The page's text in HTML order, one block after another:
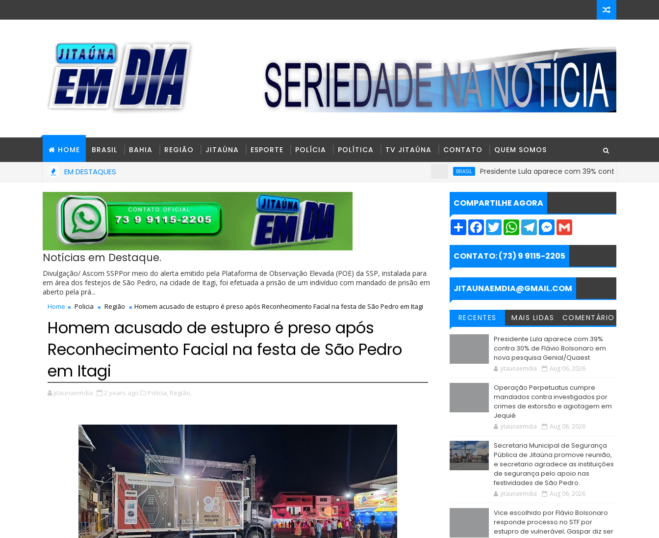
HOME BRASIL BAHIA REGIÃO JITAÚNA ESPORTE POLÍCIA POLÍTICA TV JITAÚNA CONTATO QUEM SOMOS
EM DESTAQUES Presidente Lula aparece com 39% contra 30% de Flávio
Notícias em Destaque.
Divulgação/ Ascom SSPPor meio do alerta emitido pela Plataforma de Observação Elevada (POE) da SSP, instalada para
em área dos festejos de São Pedro, na cidade de Itagi, foi efetuada a prisão de um indivíduo com mandado de prisão em
aberto pela prá...
Home Policia Região Homem acusado de estupro é preso após Reconhecimento Facial na festa de São Pedro em Itagi
Homem acusado de estupro é preso após
Reconhecimento Facial na festa de São Pedro
em Itagi
jitaunaemdia 2 years ago Policia, Região,
COMPARTILHE AGORA
S
r
e
F
e
b
o
k
T
w
t
t
e
r
W
t
s
p
p
T
e
g
a
m
M
s
e
g
e
r
i
CONTATO: (73) 9 9115-2205
JITAUNAEMDIA@GMAIL.COM
RECENTES MAIS LIDAS COMENTÁRIO
Presidente Lula aparece com 39%
contra 30% de Flávio Bolsonaro em
nova pesquisa Genial/Quaest
jitaunaemdia Aug 06, 2026
Operação Perpetuatus cumpre
mandados contra investigados por
crimes de extorsão e agiotagem em
Jequié
jitaunaemdia Aug 06, 2026
Secretaria Municipal de Segurança
Pública de Jitaúna promove reunião,
e secretario agradece as instituições
de segurança pelo apoio nas
festividades de São Pedro.
jitaunaemdia Aug 06, 2026
Vice escolhido por Flávio Bolsonaro
responde processo no STF por
estupro de vulnerável; Gaspar diz ser